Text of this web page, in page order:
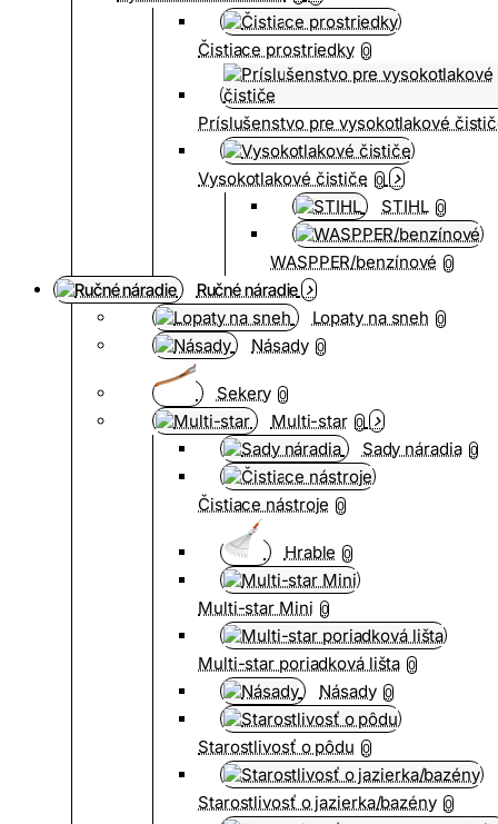
Čistiace prostriedky 0
Príslušenstvo pre vysokotlakové
Vysokotlakové čističe 0
STIHL 0
WASPPER/benzínové 0
Ručné náradie
Lopaty na sneh 0
Násady 0
Sekery 0
Multi-star 0
Sady náradia 0
Čistiace nástroje 0
Hrable 0
Multi-star Mini 0
Multi-star poriadková lišta 0
Násady 0
Starostlivosť o pôdu 0
Starostlivosť o jazierka/bazény 0